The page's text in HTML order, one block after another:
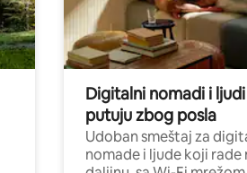
Digitalni nomadi i
putuju zbog posla
Udoban smeštaj za
nomade i ljude koji rade